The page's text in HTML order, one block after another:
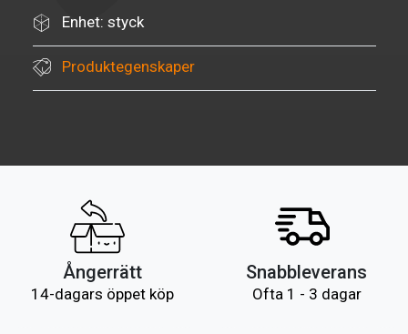
Enhet: styck
Produktegenskaper
Ångerrätt
14-dagars öppet köp
Snabbleverans
Ofta 1 - 3 dagar